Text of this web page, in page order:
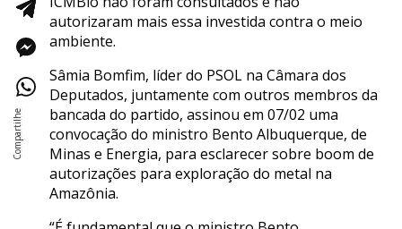
autorizaram mais essa investida contra o meio
ambiente.
Sâmia Bomfim, líder do PSOL na Câmara dos
Deputados, juntamente com outros membros da
bancada do partido, assinou em 07/02 uma
convocação do ministro Bento Albuquerque, de
Minas e Energia, para esclarecer sobre boom de
autorizações para exploração do metal na
Amazônia.